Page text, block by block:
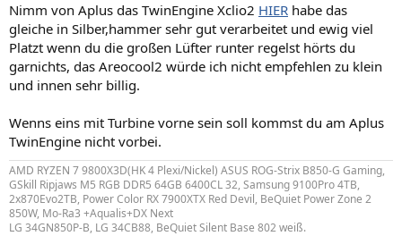
Nimm von Aplus das TwinEngine Xclio2 HIER habe das
gleiche in Silber,hammer sehr gut verarbeitet und ewig viel
Platzt wenn du die großen Lüfter runter regelst hörts du
garnichts, das Areocool2 würde ich nicht empfehlen zu klein
und innen sehr billig.
Wenns eins mit Turbine vorne sein soll kommst du am Aplus
TwinEngine nicht vorbei.
AMD RYZEN 7 9800X3D(HK 4 Plexi/Nickel) ASUS ROG-Strix B850-G Gaming,
GSkill Ripjaws M5 RGB DDR5 64GB 6400CL 32, Samsung 9100Pro 4TB,
2x870Evo2TB, Power Color RX 7900XTX Red Devil, BeQuiet Power Zone 2
850W, Mo-Ra3 +Aqualis+DX Next
LG 34GN850P-B, LG 34CB88, BeQuiet Silent Base 802 weiß.